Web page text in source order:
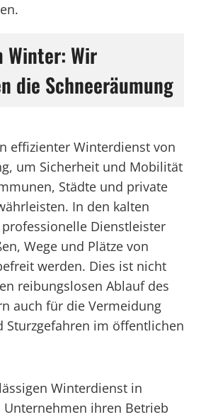
Winter: Wir
die Schneeräumung
effizienter Winterdienst von
um Sicherheit und Mobilität
Städte und private
In den kalten
Dienstleister
Wege und Plätze von
werden. Dies ist nicht
reibungslosen Ablauf des
auch für die Vermeidung
Sturzgefahren im öffentlichen
Winterdienst in
ihren Betrieb